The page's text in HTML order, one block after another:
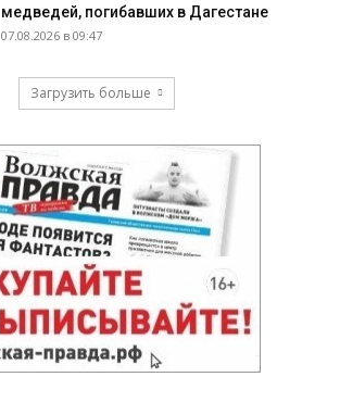
медведей, погибавших в Дагестане
07.08.2026 в 09:47
Загрузить больше